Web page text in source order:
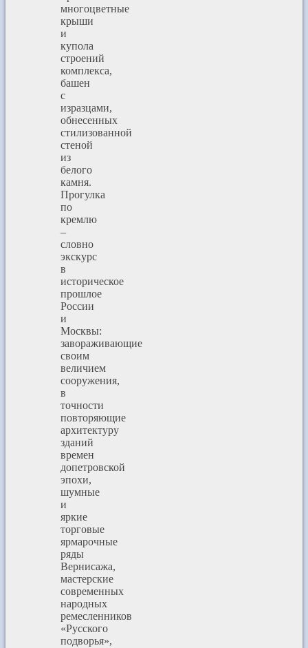
многоцветные
крыши
и
купола
строений
комплекса,
башен
с
изразцами,
обнесенных
стилизованной
стеной
из
белого
камня.
Прогулка
по
кремлю
–
словно
экскурс
в
историческое
прошлое
России
и
Москвы:
завораживающие
своим
величием
сооружения,
в
точности
повторяющие
архитектуру
зданий
времен
допетровской
эпохи,
шумные
и
яркие
торговые
ярмарочные
ряды
Вернисажа,
мастерские
современных
народных
ремесленников
«Русского
подворья»,